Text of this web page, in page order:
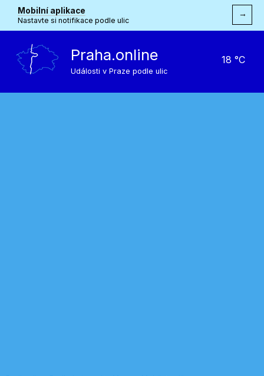
Mobilní aplikace
Nastavte si notifikace podle ulic
→
Praha.online
Události v Praze podle ulic
18 °C